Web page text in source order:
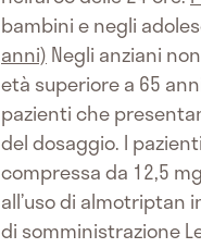
bambini e negli
anni) Negli anziani
età superiore a 65
pazienti che
del dosaggio. I
compressa da 12,5
all’uso di almotriptan
di somministrazione